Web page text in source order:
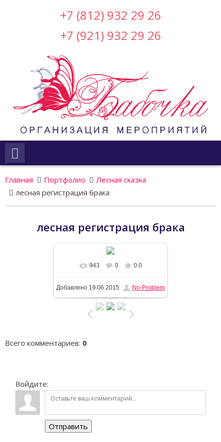
+7 (812) 932 29 26
+7 (921) 932 29 26
Главная Портфолио
Лесная сказка
лесная регистрация брака
лесная регистрация брака
В реальном размере 600x800
359.0Kb
943 0 0.0
Добавлено 19.06.2015 No-Problem
Всего комментариев: 0
Войдите:
Отправить